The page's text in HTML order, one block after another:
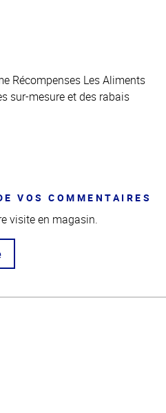
Récompenses Les Aliments
sur-mesure et des rabais
VOS COMMENTAIRES
visite en magasin.